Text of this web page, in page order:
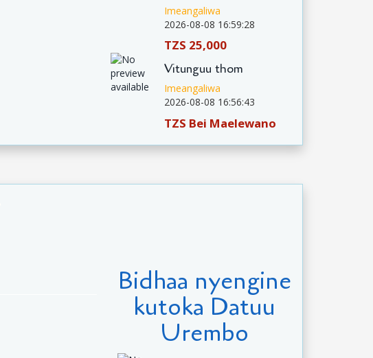
Imeangaliwa
2026-08-08 16:59:28
TZS 25,000
Vitunguu thom
Imeangaliwa
2026-08-08 16:56:43
TZS Bei Maelewano
Bidhaa nyengine
kutoka Datuu
Urembo